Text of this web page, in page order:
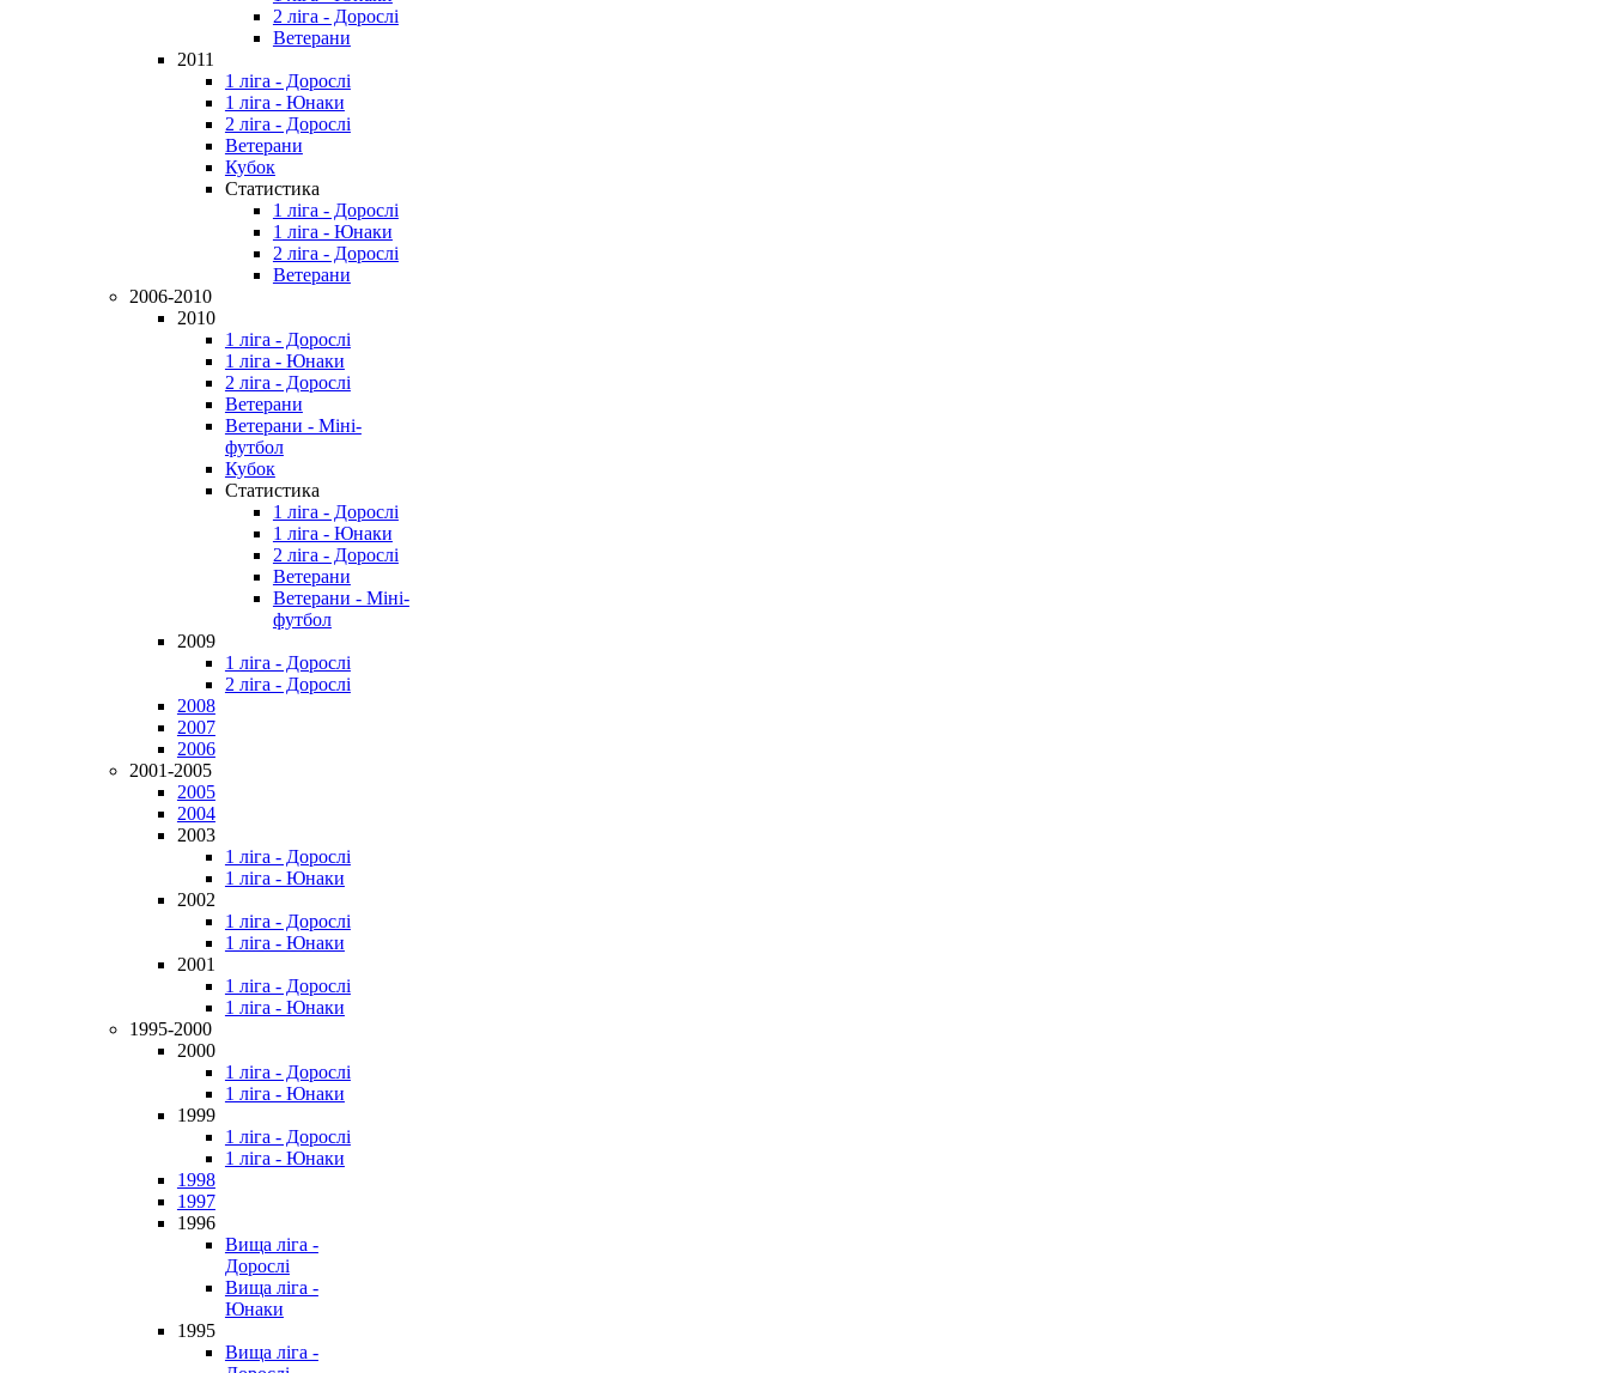
2 ліга - Дорослі
Ветерани
2011
1 ліга - Дорослі
1 ліга - Юнаки
2 ліга - Дорослі
Ветерани
Кубок
Статистика
1 ліга - Дорослі
1 ліга - Юнаки
2 ліга - Дорослі
Ветерани
2006-2010
2010
1 ліга - Дорослі
1 ліга - Юнаки
2 ліга - Дорослі
Ветерани
Ветерани - Міні-
футбол
Кубок
Статистика
1 ліга - Дорослі
1 ліга - Юнаки
2 ліга - Дорослі
Ветерани
Ветерани - Міні-
футбол
2009
1 ліга - Дорослі
2 ліга - Дорослі
2008
2007
2006
2001-2005
2005
2004
2003
1 ліга - Дорослі
1 ліга - Юнаки
2002
1 ліга - Дорослі
1 ліга - Юнаки
2001
1 ліга - Дорослі
1 ліга - Юнаки
1995-2000
2000
1 ліга - Дорослі
1 ліга - Юнаки
1999
1 ліга - Дорослі
1 ліга - Юнаки
1998
1997
1996
Вища ліга -
Дорослі
Вища ліга -
Юнаки
1995
Вища ліга -